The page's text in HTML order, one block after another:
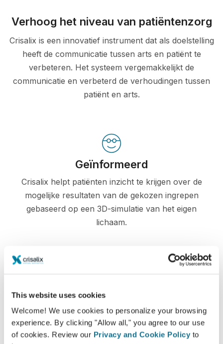
This website uses cookies
Welcome! We use cookies to personalize your browsing
experience. By clicking "Allow all," you agree to our use
of cookies. Review our Privacy and Cookie Policy to
Verhoog het niveau van patiëntenzorg
Crisalix is een innovatief instrument dat als doelstelling
heeft de communicatie tussen arts en patiënt te
verbeteren. Het systeem vergemakkelijkt de
communicatie en verbeterd de verhoudingen tussen
patiënt en arts.
Geïnformeerd
Crisalix helpt patiënten inzicht te krijgen over de
mogelijke resultaten van de gekozen ingrepen
gebaseerd op een 3D-simulatie van het eigen
lichaam.
Betrokken zijn bij het beslissingsproces helpt de
patiënten bij het maken van de juiste keuze.